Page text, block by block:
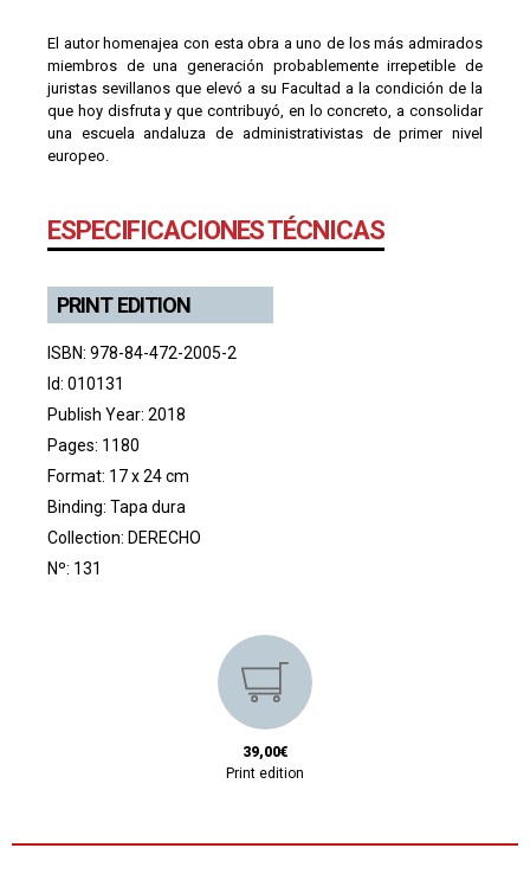
El autor homenajea con esta obra a uno de los más admirados
miembros de una generación probablemente irrepetible de
juristas sevillanos que elevó a su Facultad a la condición de la
que hoy disfruta y que contribuyó, en lo concreto, a consolidar
una escuela andaluza de administrativistas de primer nivel
europeo.
ESPECIFICACIONES TÉCNICAS
PRINT EDITION
ISBN: 978-84-472-2005-2
Id: 010131
Publish Year: 2018
Pages: 1180
Format: 17 x 24 cm
Binding: Tapa dura
Collection: DERECHO
Nº: 131
39,00€
Print edition